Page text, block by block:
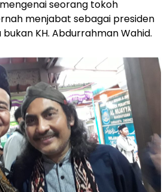
seorang tokoh
menjabat sebagai presiden
bukan KH. Abdurrahman Wahid.